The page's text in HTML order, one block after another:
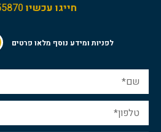
חייגו עכשיו
לפניות ומידע נוסף מלאו פרטים